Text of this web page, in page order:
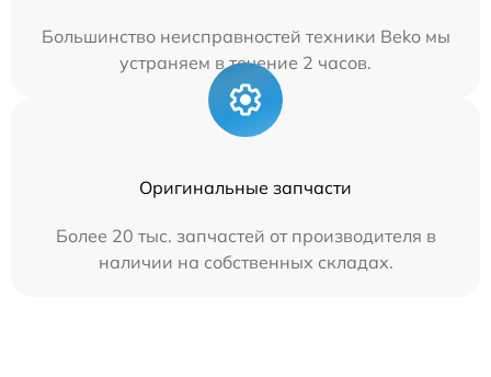
Большинство неисправностей техники Beko мы
устраняем в течение 2 часов.
Оригинальные запчасти
Более 20 тыс. запчастей от производителя в
наличии на собственных складах.